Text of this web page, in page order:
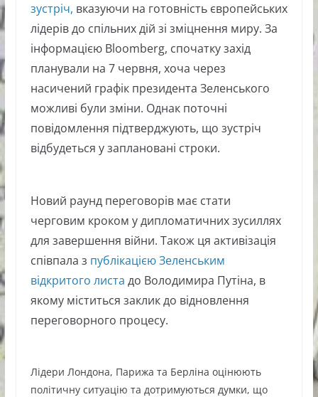
зустріч, вказуючи на готовність європейських
лідерів до спільних дій зі зміцнення миру. За
інформацією Bloomberg, спочатку захід
планували на 7 червня, хоча через
насичений графік президента Зеленського
можливі були зміни. Однак поточні
повідомлення підтверджують, що зустріч
відбудеться у заплановані строки.
Новий раунд переговорів має стати
черговим кроком у дипломатичних зусиллях
для завершення війни. Також ця активізація
співпала з публікацією Зеленським
відкритого листа до Володимира Путіна, в
якому міститься заклик до відновлення
переговорного процесу.
Лідери Лондона, Парижа та Берліна оцінюють
політичну ситуацію та дотримуються думки, що